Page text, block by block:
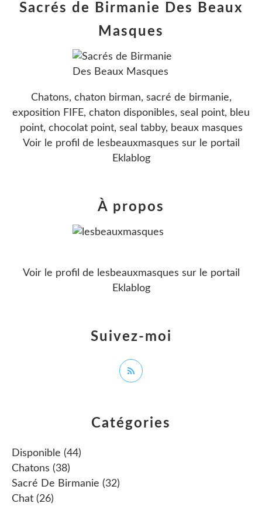
Catégories
Disponible (44)
Chatons (38)
Sacré De Birmanie (32)
Chat (26)
Sacrés de Birmanie Des Beaux
Masques
Chatons, chaton birman, sacré de birmanie,
exposition FIFE, chaton disponibles, seal point, bleu
point, chocolat point, seal tabby, beaux masques
Voir le profil de lesbeauxmasques sur le portail
Eklablog
Suivez-moi
À propos
Voir le profil de lesbeauxmasques sur le portail
Eklablog